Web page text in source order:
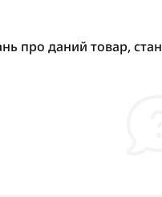
про даний товар,